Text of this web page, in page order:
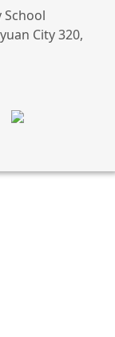
School
City 320,